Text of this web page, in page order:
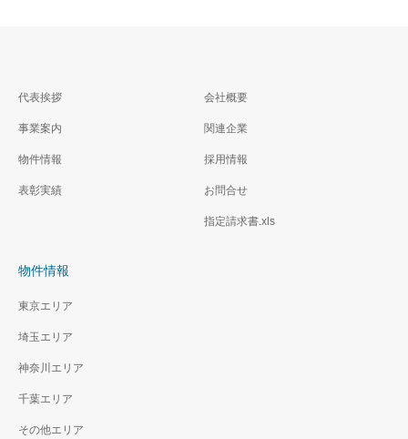
代表挨拶
事業案内
物件情報
表彰実績
会社概要
関連企業
採用情報
お問合せ
指定請求書.xls
物件情報
東京エリア
埼玉エリア
神奈川エリア
千葉エリア
その他エリア